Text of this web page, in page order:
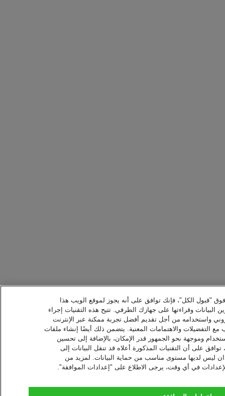
فوق "قبول الكل"، فإنك توافق على أنه يجوز لموقع الويب هذا
البيانات وقراءتها على جهازك الطرفي. تتيح هذه التقنيات إجراء
واستخدامه من أجل تقديم أفضل تجربة ممكنة عبر الإنترنت
التفضيلات والاهتمامات المعنية. يتضمن ذلك أيضًا إنشاء ملفات
وموجهة نحو الجمهور قدر الإمكان، بالإضافة إلى تحسين
على أن التقنيات المذكورة أعلاه قد تنقل البيانات إلى
ليس لديها مستوى مناسب من حماية البيانات. لمزيد من
في أي وقت، يرجى الاطلاع على "إعدادات الموافقة".